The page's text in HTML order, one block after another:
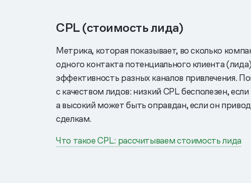
CPL (стоимость лида)
Метрика, которая показывает, во сколько
одного контакта потенциального клиента
эффективность разных каналов привлечения.
с качеством лидов: низкий CPL бесполезен,
а высокий может быть оправдан, если он
сделкам.
Что такое CPL: рассчитываем стоимость лида